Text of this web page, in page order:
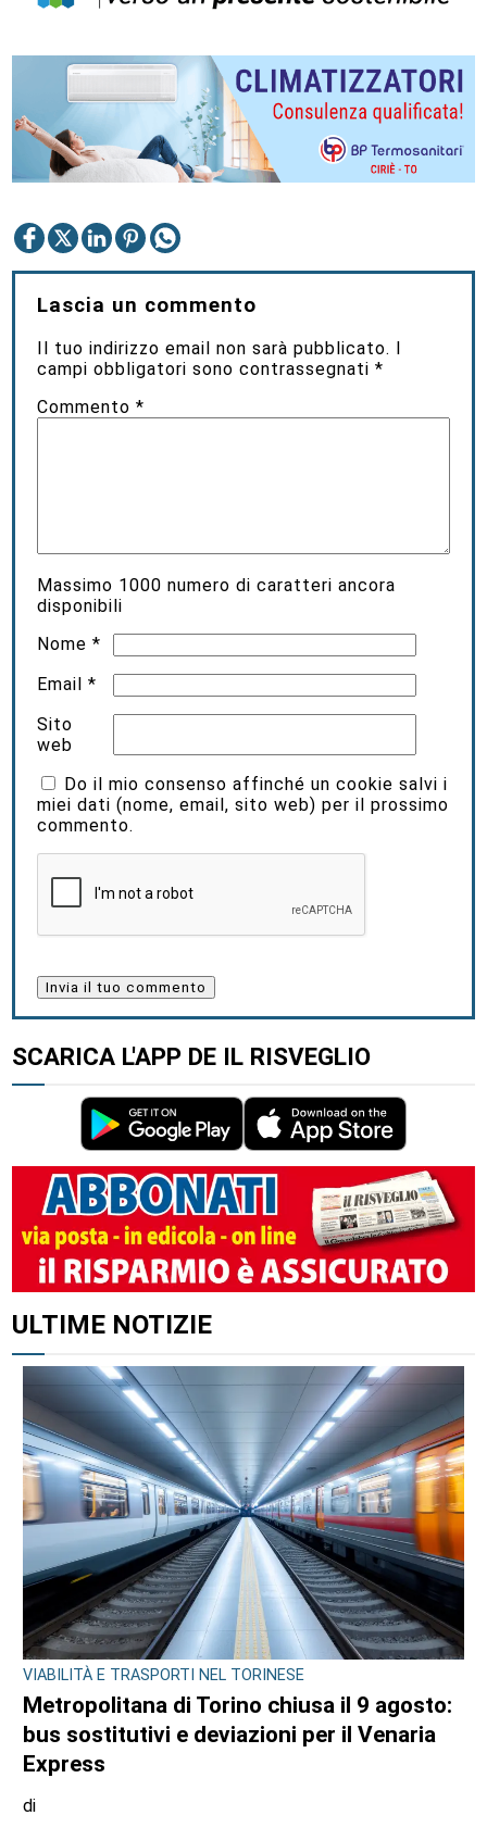
Lascia un commento
Il tuo indirizzo email non sarà pubblicato.
campi obbligatori sono contrassegnati*
Commento*
Massimo 1000 numero di caratteri ancora
disponibili
Nome*
Email*
Sito
web
Do il mio consenso affinché un cookie salvi i
miei dati (nome, email, sito web) per il prossimo
commento.
SCARICA L'APP DE IL RISVEGLIO
ULTIME NOTIZIE
VIABILITÀ E TRASPORTI NEL TORINESE
Metropolitana di Torino chiusa il 9 agosto:
bus sostitutivi e deviazioni per il Venaria
Express
di